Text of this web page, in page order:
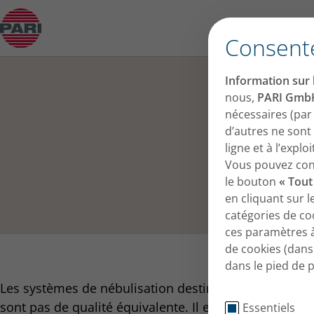
Information sur
nous, PARI
nécessaires
d’autres ne
ligne et à
Vous pouvez
le bouton «
en cliquant sur
catégories de
ces paramètres
de cookies
dans le pied de
Essentiels
Quels sont les différents types de systèmes de
Les systèmes de nébulisation destinés aux
sont pas de qualité équivalente. Il existe plusieurs